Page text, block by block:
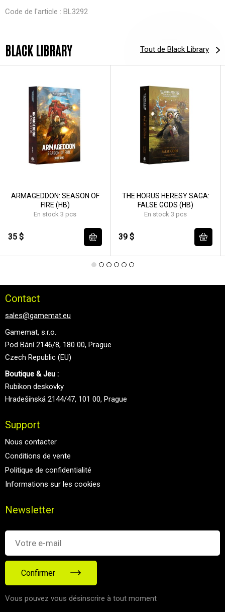
Code de l'article : BL3292
BLACK LIBRARY Tout de Black Library
ARMAGEDDON: SEASON OF
FIRE (HB)
En stock 3 pcs
35 $
THE HORUS HERESY SAGA:
FALSE GODS (HB)
En stock 3 pcs
39 $
Contact
sales@gamemat.eu
Gamemat, s.r.o.
Pod Bání 2146/8, 180 00, Prague
Czech Republic (EU)
Boutique & Jeu :
Rubikon deskovky
Hradešínská 2144/47, 101 00, Prague
Support
Nous contacter
Conditions de vente
Politique de confidentialité
Informations sur les cookies
Newsletter
Confirmer
Vous pouvez vous désinscrire à tout moment